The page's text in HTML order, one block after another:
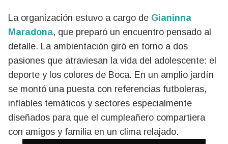
La organización estuvo a cargo de Gianinna
Maradona, que preparó un encuentro pensado al
detalle. La ambientación giró en torno a dos
pasiones que atraviesan la vida del adolescente: el
deporte y los colores de Boca. En un amplio jardín
se montó una puesta con referencias futboleras,
inflables temáticos y sectores especialmente
diseñados para que el cumpleañero compartiera
con amigos y familia en un clima relajado.